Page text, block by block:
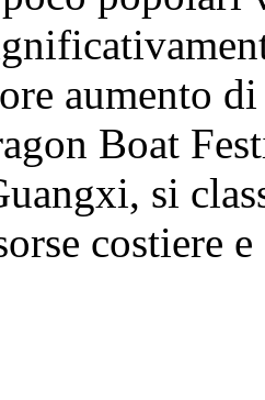
aumento
Boat
si
costiere